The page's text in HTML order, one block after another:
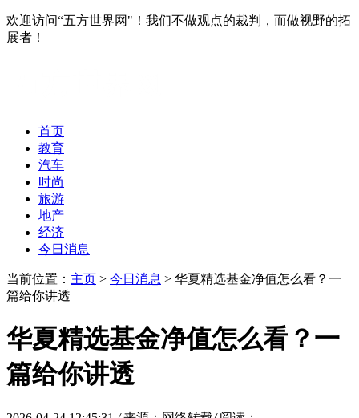
欢迎访问“五方世界网"！我们不做观点的裁判，而做视野的拓
展者！
首页
教育
汽车
时尚
旅游
地产
经济
今日消息
当前位置： 主页 > 今日消息 > 华夏精选基金净值怎么看？一
篇给你讲透
华夏精选基金净值怎么看？一
篇给你讲透